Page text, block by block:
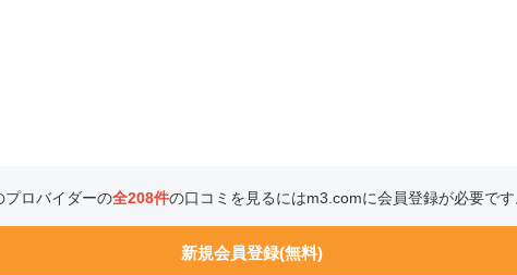
プロバイダーの全208件の口コミを見るにはm3.comに会員登録が必要です
新規会員登録(無料)